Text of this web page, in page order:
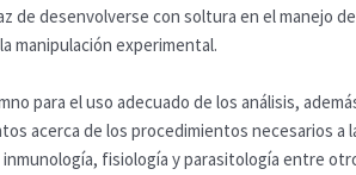
de desenvolverse con soltura en el manejo
manipulación experimental.
para el uso adecuado de los análisis,
acerca de los procedimientos necesarios
fisiología y parasitología entre